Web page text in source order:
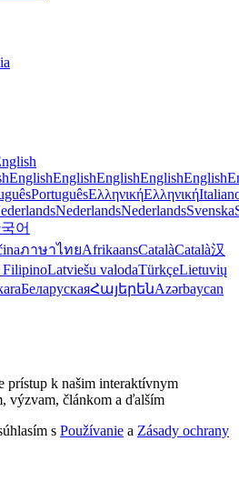
EnglishEnglishEnglishEnglishEnglish
PortuguêsΕλληνικήΕλληνική
NederlandsNederlandsSvenska
어
ภาษาไทยAfrikaansCatalàCatalà汉
FilipinoLatviešu valodaTürkçeLietuvių
БеларускаяՀայերենAzərbaycan
prístup k našim interaktívnym
výzvam, článkom a ďalším
s Používanie a Zásady ochrany